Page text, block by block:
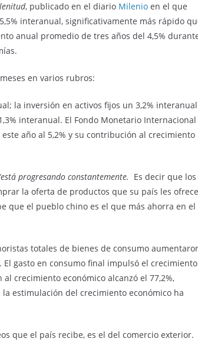
, publicado en el diario Milenio en el que
interanual, significativamente más rápido
anual promedio de tres años del 4,5%
en varios rubros:
la inversión en activos fijos un 3,2%
interanual. El Fondo Monetario Internacional
año al 5,2% y su contribución al crecimiento
está progresando constantemente. Es decir que los
la oferta de productos que su país les
que el pueblo chino es el que más ahorra en el
totales de bienes de consumo
gasto en consumo final impulsó el crecimiento
crecimiento económico alcanzó el 77,2%,
estimulación del crecimiento económico ha
que el país recibe, es el del comercio exterior.